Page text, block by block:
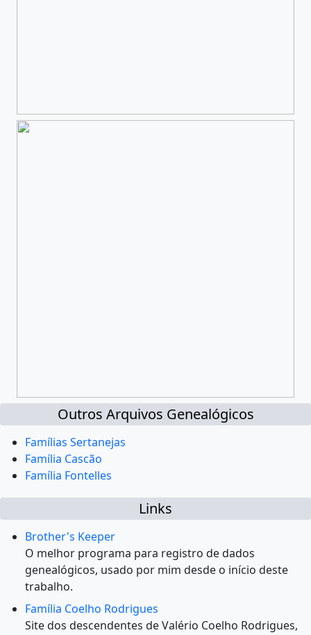
Outros Arquivos Genealógicos
Famílias Sertanejas
Família Cascão
Família Fontelles
Links
Brother's Keeper
O melhor programa para registro de dados
genealógicos, usado por mim desde o início deste
trabalho.
Família Coelho Rodrigues
Site dos descendentes de Valério Coelho Rodrigues,